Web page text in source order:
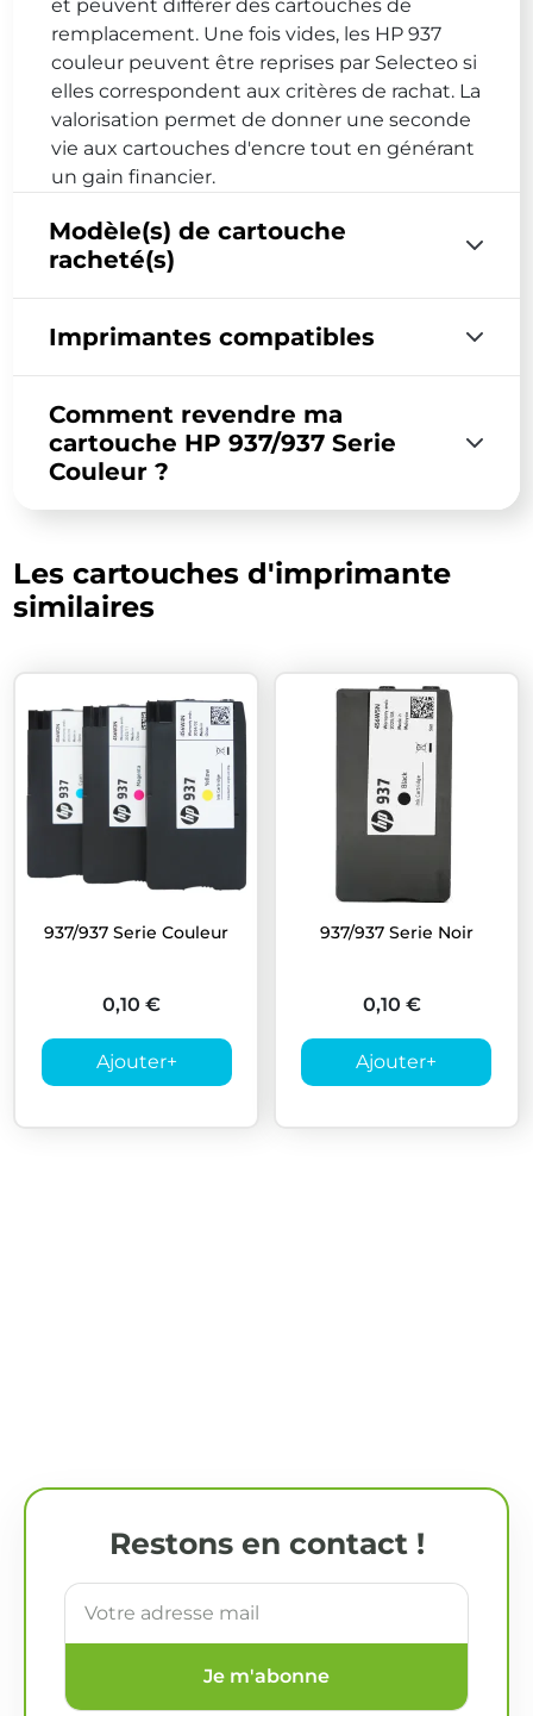
et peuvent différer des cartouches de
remplacement. Une fois vides, les HP 937
couleur peuvent être reprises par Selecteo si
elles correspondent aux critères de rachat. La
valorisation permet de donner une seconde
vie aux cartouches d'encre tout en générant
un gain financier.
Modèle(s) de cartouche
racheté(s)
Imprimantes compatibles
Comment revendre ma
cartouche HP 937/937 Serie
Couleur ?
Les cartouches d'imprimante
similaires
937/937 Serie Couleur
0,10 €
Ajouter+
937/937 Serie Noir
0,10 €
Ajouter+
Restons en contact !
Je m'abonne